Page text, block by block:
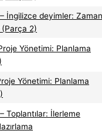
İngilizce deyimler: Zaman
2)
Yönetimi: Planlama
Yönetimi: Planlama
Toplantılar: İlerleme